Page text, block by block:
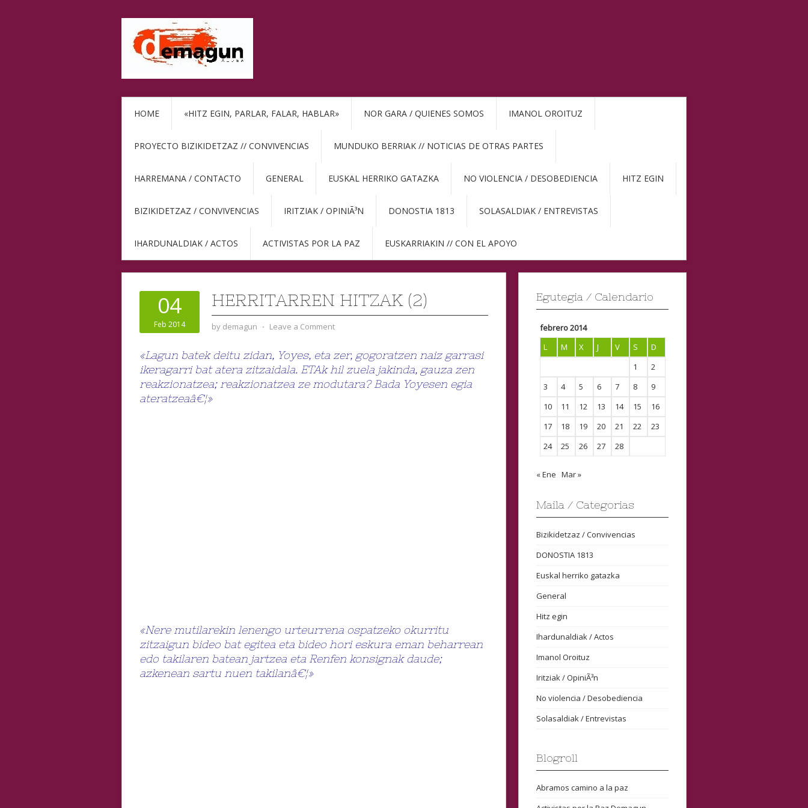
HOME «HITZ EGIN, PARLAR, FALAR, HABLAR» NOR GARA / QUIENES SOMOS IMANOL OROITUZ
PROYECTO BIZIKIDETZAZ // CONVIVENCIAS MUNDUKO BERRIAK // NOTICIAS DE OTRAS PARTES
HARREMANA / CONTACTO GENERAL EUSKAL HERRIKO GATAZKA NO VIOLENCIA / DESOBEDIENCIA HITZ EGIN
BIZIKIDETZAZ / CONVIVENCIAS IRITZIAK / OPINIÃ³N DONOSTIA 1813 SOLASALDIAK / ENTREVISTAS
IHARDUNALDIAK / ACTOS ACTIVISTAS POR LA PAZ EUSKARRIAKIN // CON EL APOYO
04
Feb 2014
HERRITARREN HITZAK (2)
by demagun ⋅ Leave a Comment
«Lagun batek deitu zidan, Yoyes, eta zer, gogoratzen naiz garrasi
ikeragarri bat atera zitzaidala. ETAk hil zuela jakinda, gauza zen
reakzionatzea; reakzionatzea ze modutara? Bada Yoyesen egia
ateratzeaâ€¦»
«Nere mutilarekin lenengo urteurrena ospatzeko okurritu
zitzaigun bideo bat egitea eta bideo hori eskura eman beharrean
edo takilaren batean jartzea eta Renfen konsignak daude;
azkenean sartu nuen takilanâ€¦»
Egutegia / Calendario
febrero 2014
L
M X J V S
D
1
2
3
4 5 6 7 8
9
10
11 12 13 14 15
16
17
18 19 20 21 22
23
24
25 26 27 28
« Ene Mar »
Maila / Categorias
Bizikidetzaz / Convivencias
DONOSTIA 1813
Euskal herriko gatazka
General
Hitz egin
Ihardunaldiak / Actos
Imanol Oroituz
Iritziak / OpiniÃ³n
No violencia / Desobediencia
Solasaldiak / Entrevistas
Blogroll
Abramos camino a la paz